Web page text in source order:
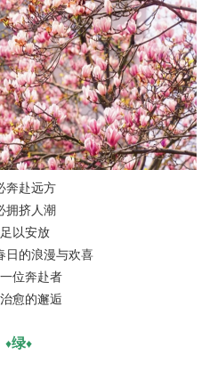
奔赴远方
拥挤人潮
以安放
日的浪漫与欢喜
位奔赴者
愈的邂逅
♦绿♦